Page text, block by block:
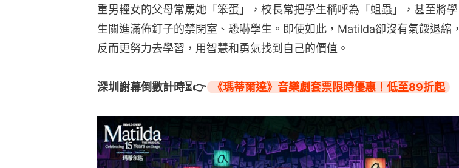
重男輕女的父母常罵她「笨蛋」，校長常把學生稱呼為「蛆蟲」，甚至將學
生關進滿佈釘子的禁閉室、恐嚇學生。即使如此，Matilda卻沒有氣餒退縮，
反而更努力去學習，用智慧和勇氣找到自己的價值。
深圳謝幕倒數計時⏳👉 《瑪蒂爾達》音樂劇套票限時優惠！低至89折起